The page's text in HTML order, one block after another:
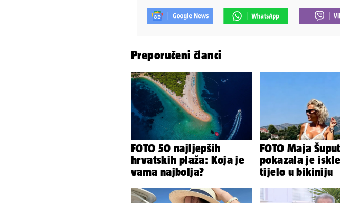
Preporučeni članci
FOTO 50 najljepših
hrvatskih plaža: Koja je
vama najbolja?
FOTO Maja Šuput
pokazala je
tijelo u bikiniju